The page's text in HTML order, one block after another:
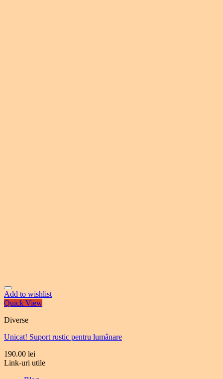
Add to wishlist
Quick View
Diverse
Unicat! Suport rustic pentru lumânare
190.00 lei
Link-uri utile